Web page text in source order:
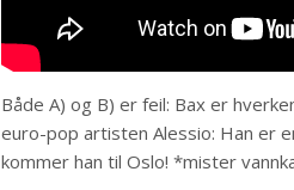
Både A) og B) er feil: Bax er
euro-pop artisten Alessio: Han er
kommer han til Oslo! *mister